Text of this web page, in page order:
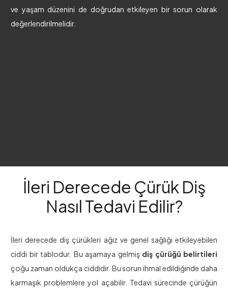
ve yaşam düzenini de doğrudan etkileyen bir sorun olarak
değerlendirilmelidir.
İleri Derecede Çürük Diş
Nasıl Tedavi Edilir?
İleri derecede diş çürükleri ağız ve genel sağlığı etkileyebilen
ciddi bir tablodur. Bu aşamaya gelmiş diş çürüğü belirtileri
çoğu zaman oldukça ciddidir. Bu sorun ihmal edildiğinde daha
karmaşık problemlere yol açabilir. Tedavi sürecinde çürüğün